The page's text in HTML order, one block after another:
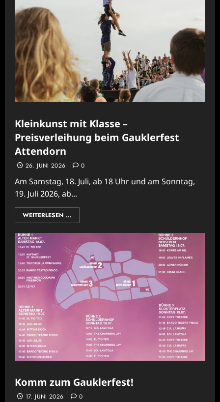
Kleinkunst mit Klasse –
Preisverleihung beim Gauklerfest
Attendorn
26. JUNI 2026 0
Am Samstag, 18. Juli, ab 18 Uhr und am Sonntag,
19. Juli 2026, ab...
WEITERLESEN ...
Komm zum Gauklerfest!
17. JUNI 2026 0